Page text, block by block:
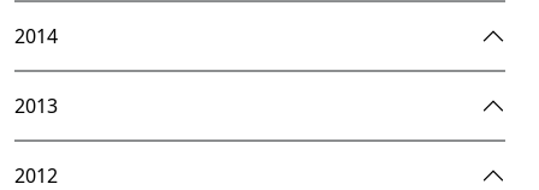
2014
2013
2012